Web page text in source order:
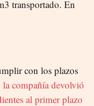
transportado. En
con los plazos
la compañía devolvió
al primer plazo